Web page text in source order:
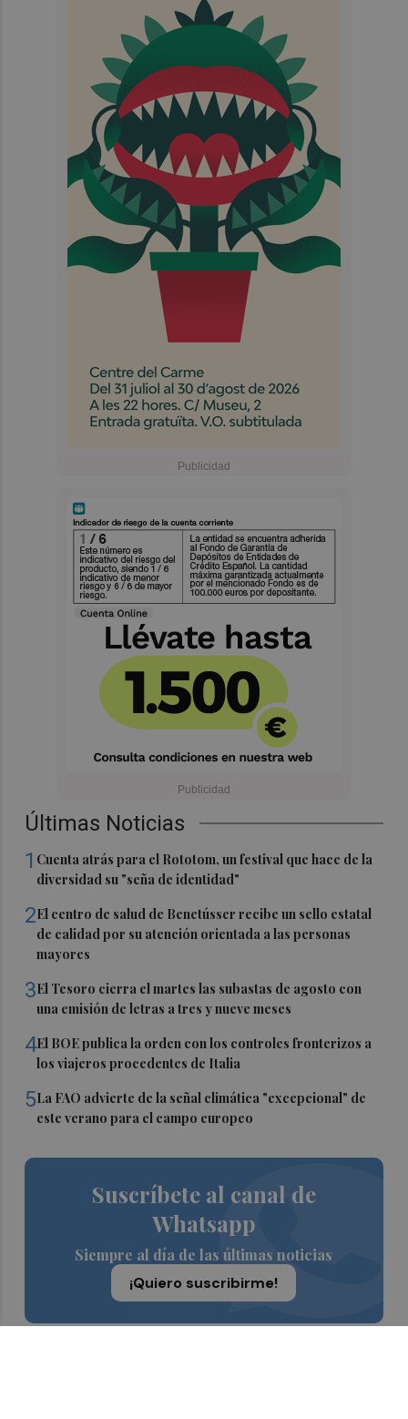
Últimas Noticias
1 Cuenta atrás para el Rototom, un festival que hace de la
diversidad su "seña de identidad"
2El centro de salud de Benetússer recibe un sello estatal
de calidad por su atención orientada a las personas
mayores
3El Tesoro cierra el martes las subastas de agosto con
una emisión de letras a tres y nueve meses
4El BOE publica la orden con los controles fronterizos a
los viajeros procedentes de Italia
5La FAO advierte de la señal climática "excepcional" de
este verano para el campo europeo
Suscríbete al canal de
Whatsapp
Siempre al día de las últimas noticias
¡Quiero suscribirme!